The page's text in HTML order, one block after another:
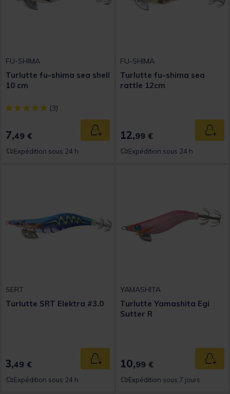
FU-SHIMA
Turlutte fu-shima sea shell
10 cm
[object Object] out of 5 Customer Rating
(3)
7,49 € Ajouter au panier
Expédition sous 24 h
FU-SHIMA
Turlutte fu-shima sea
rattle 12cm
12,99 €
Expédition sous 24 h
SERT
Turlutte SRT Elektra #3.0
3,49 € Ajouter au panier
Expédition sous 24 h
YAMASHITA
Turlutte Yamashita Egi
Sutter R
10,99 €
Expédition sous 7 jours